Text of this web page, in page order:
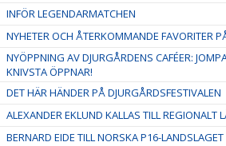
INFÖR LEGENDARMATCHEN
NYHETER OCH ÅTERKOMMANDE FAVORITER
NYÖPPNING AV DJURGÅRDENS CAFÉER:
KNIVSTA ÖPPNAR!
DET HÄR HÄNDER PÅ DJURGÅRDSFESTIVALEN
ALEXANDER EKLUND KALLAS TILL REGIONALT
BERNARD EIDE TILL NORSKA P16-LANDSLAGET